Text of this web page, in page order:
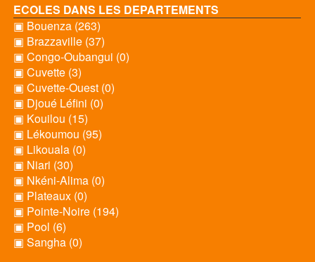
ECOLES DANS LES DEPARTEMENTS
▣ Bouenza (263)
▣ Brazzaville (37)
▣ Congo-Oubangui (0)
▣ Cuvette (3)
▣ Cuvette-Ouest (0)
▣ Djoué Léfini (0)
▣ Kouilou (15)
▣ Lékoumou (95)
▣ Likouala (0)
▣ Niari (30)
▣ Nkéni-Alima (0)
▣ Plateaux (0)
▣ Pointe-Noire (194)
▣ Pool (6)
▣ Sangha (0)